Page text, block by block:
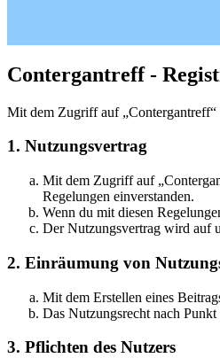
Contergantreff -
Mit dem Zugriff auf „Contergantreff“
1. Nutzungsvertrag
Mit dem Zugriff auf
Regelungen einverstanden.
Wenn du mit diesen
Der Nutzungsvertrag wird auf
2. Einräumung von
Mit dem Erstellen eines
Das Nutzungsrecht nach
3. Pflichten des Nutzers